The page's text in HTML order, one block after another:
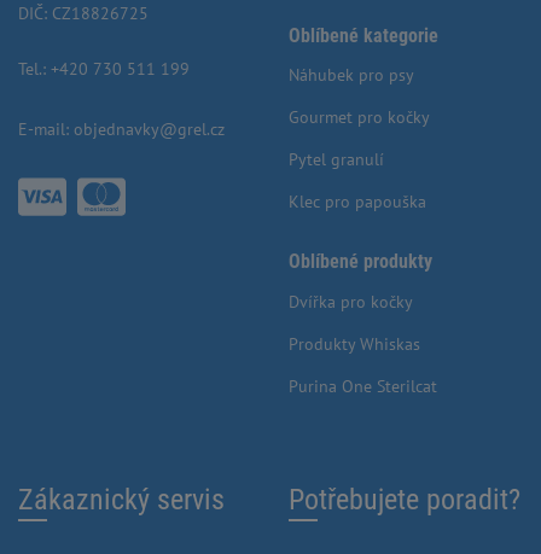
DIČ: CZ18826725
Tel.: +420 730 511 199
E-mail: objednavky@grel.cz
Oblíbené kategorie
Náhubek pro psy
Gourmet pro kočky
Pytel granulí
Klec pro papouška
Oblíbené produkty
Dvířka pro kočky
Produkty Whiskas
Purina One Sterilcat
Zákaznický servis Potřebujete poradit?